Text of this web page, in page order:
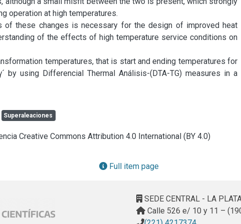
operation at high temperatures.
of these changes is necessary for the design of improved heat
of the effects of high temperature service conditions on
temperatures, that is start and ending temperatures for
by using Differencial Thermal Análisis-(DTA-TG) measures in a
Superaleaciones
Creative Commons Attribution 4.0 International (BY 4.0)
Full item page
SEDE CENTRAL - LA
Calle 526 e/ 10 y 11 –